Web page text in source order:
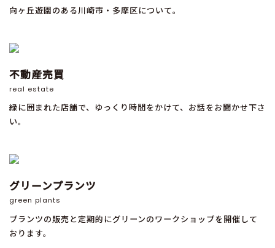
向ヶ丘遊園のある川崎市・多摩区について。
不動産売買
real estate
緑に囲まれた店舗で、ゆっくり時間をかけて、お話をお聞かせ下さ
い。
グリーンプランツ
green plants
プランツの販売と定期的にグリーンのワークショップを開催して
おります。